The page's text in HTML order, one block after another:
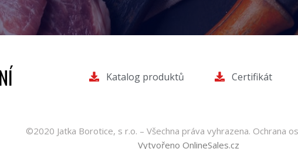
Katalog produktů Certifikát
©2020 Jatka Borotice, s r.o. – Všechna práva vyhrazena. Ochrana
Vytvořeno OnlineSales.cz